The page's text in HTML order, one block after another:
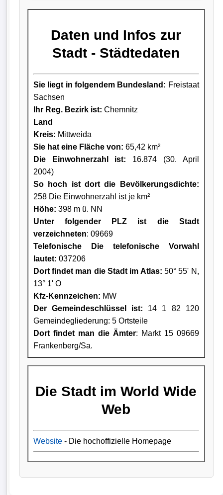
Daten und Infos zur
Stadt - Städtedaten
Sie liegt in folgendem Bundesland: Freistaat
Sachsen
Ihr Reg. Bezirk ist: Chemnitz
Land
Kreis: Mittweida
Sie hat eine Fläche von: 65,42 km²
Die Einwohnerzahl ist: 16.874 (30. April
2004)
So hoch ist dort die Bevölkerungsdichte:
258 Die Einwohnerzahl ist je km²
Höhe: 398 m ü. NN
Unter folgender PLZ ist die Stadt
verzeichneten: 09669
Telefonische Die telefonische Vorwahl
lautet: 037206
Dort findet man die Stadt im Atlas: 50° 55' N,
13° 1' O
Kfz-Kennzeichen: MW
Der Gemeindeschlüssel ist: 14 1 82 120
Gemeindegliederung: 5 Ortsteile
Dort findet man die Ämter: Markt 15 09669
Frankenberg/Sa.
Die Stadt im World Wide
Web
Website- Die hochoffizielle Homepage